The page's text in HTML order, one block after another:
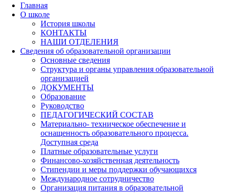
Главная
О школе
История школы
КОНТАКТЫ
НАШИ ОТДЕЛЕНИЯ
Сведения об образовательной организации
Основные сведения
Структура и органы управления образовательной
организацией
ДОКУМЕНТЫ
Образование
Руководство
ПЕДАГОГИЧЕСКИЙ СОСТАВ
Материально- техническое обеспечение и
оснащенность образовательного процесса.
Доступная среда
Платные образовательные услуги
Финансово-хозяйственная деятельность
Стипендии и меры поддержки обучающихся
Международное сотрудничество
Организация питания в образовательной